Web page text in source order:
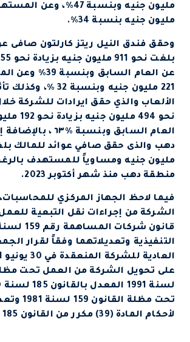
مليون جنيه بنسبة 34%.
وحقق فندق النيل ريتز كارلتون صافى
عن العام السابق
221 مليون جنيه وبنسبة 32
الألعاب والذي حقق ايرادات للشركة
نحو 494
العام السابق وبنسبة
مليون جنيه ومساوياً للمستهدف
منطقة دهب منذ شهر أكتوبر 2023.
فيما لاحظ الجهاز المركزي
الشركة من إجراءات نقل التبعية
التنفيذية وتعديلاتهما وفقاً لقرار
تحت مظلة
لأحكام المادة (39) مكرر من القانون 185 لسنة 2020.